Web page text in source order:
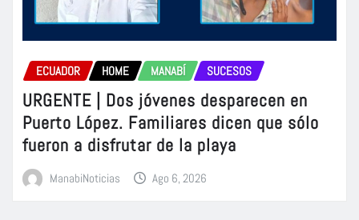
ECUADOR HOME MANABÍ SUCESOS
URGENTE | Dos jóvenes desparecen en
Puerto López. Familiares dicen que sólo
fueron a disfrutar de la playa
ManabiNoticias Ago 6, 2026